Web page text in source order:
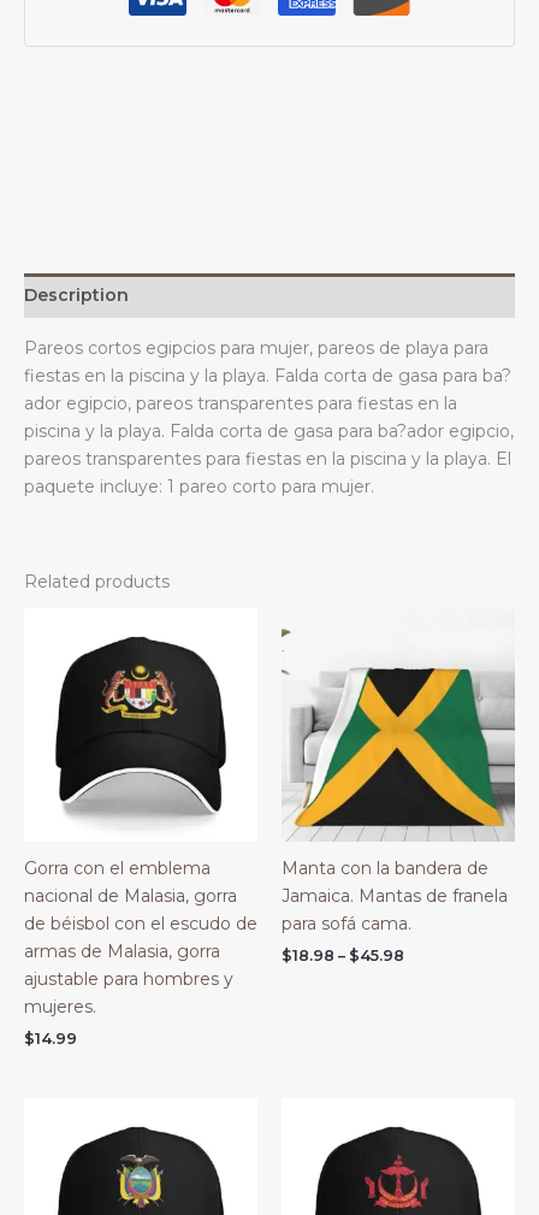
gasa
quantity
Description
Pareos cortos egipcios para mujer, pareos de playa para
fiestas en la piscina y la playa. Falda corta de gasa para ba?
ador egipcio, pareos transparentes para fiestas en la
piscina y la playa. Falda corta de gasa para ba?ador egipcio,
pareos transparentes para fiestas en la piscina y la playa. El
paquete incluye: 1 pareo corto para mujer.
Related products
Gorra con el emblema
nacional de Malasia, gorra
de béisbol con el escudo de
armas de Malasia, gorra
ajustable para hombres y
mujeres.
$14.99
Manta con la bandera de
Jamaica. Mantas de franela
para sofá cama.
$18.98 – $45.98